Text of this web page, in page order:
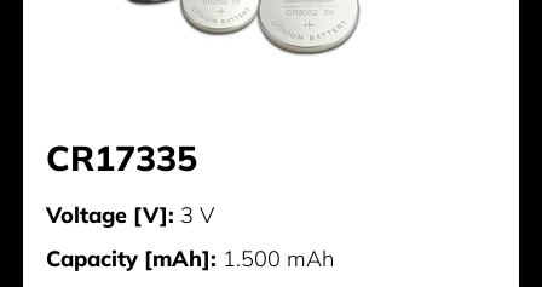
CR17335
Voltage [V]: 3 V
Capacity [mAh]: 1.500 mAh